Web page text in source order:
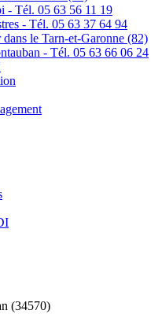
- Tél. 05 63 56 11 19
- Tél. 05 63 37 64 94
le Tarn-et-Garonne (82)
- Tél. 05 63 66 06 24
(34570)